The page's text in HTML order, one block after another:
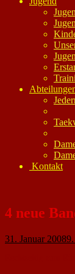
Kontakt
4 neue
31. Januar 2008